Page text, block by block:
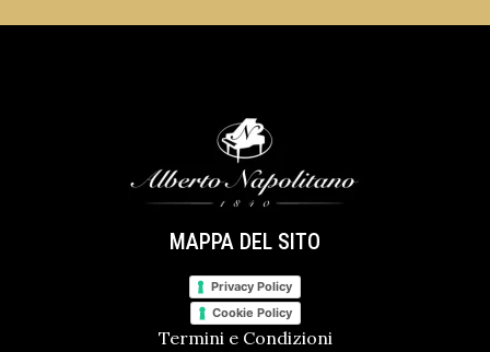
MAPPA DEL SITO
Privacy Policy
Cookie Policy
Termini e Condizioni